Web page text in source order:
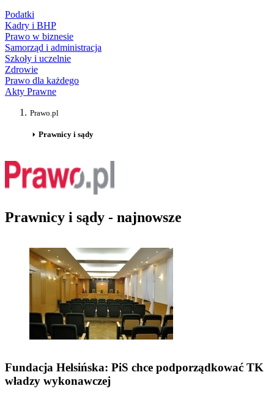
Podatki
Kadry i BHP
Prawo w biznesie
Samorząd i administracja
Szkoły i uczelnie
Zdrowie
Prawo dla każdego
Akty Prawne
Prawo.pl
Prawnicy i sądy
Prawnicy i sądy - najnowsze
Fundacja Helsińska: PiS chce podporządkować TK
władzy wykonawczej